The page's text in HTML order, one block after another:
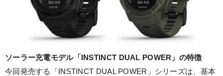
ソーラー充電モデル「INSTINCT DUAL POWER」の特徴
今回発売する「INSTINCT DUAL POWER」シリーズは、基本